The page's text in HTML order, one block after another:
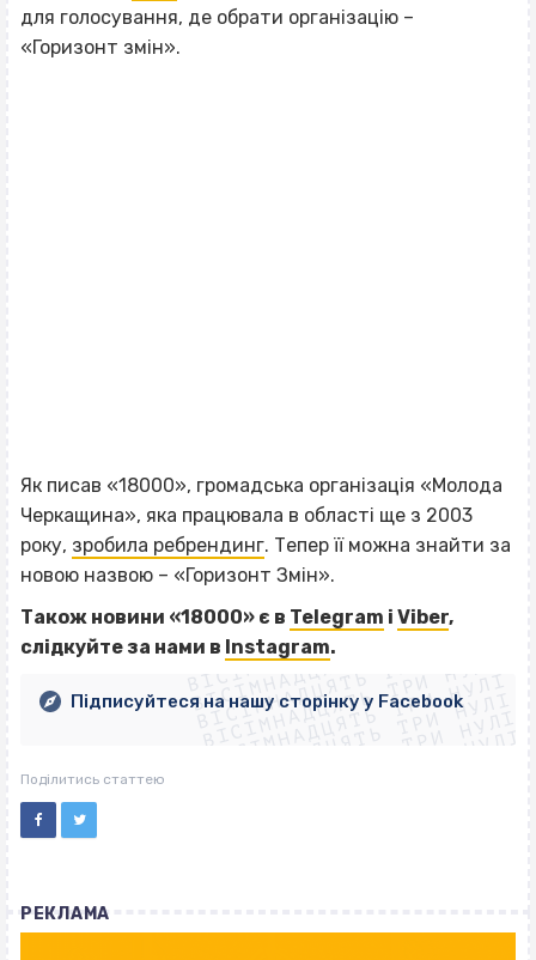
для голосування, де обрати організацію –
«Горизонт змін».
Як писав «18000», громадська організація «Молода
Черкащина», яка працювала в області ще з 2003
року, зробила ребрендинг. Тепер її можна знайти за
новою назвою – «Горизонт Змін».
Також новини «18000» є в Telegram і Viber,
слідкуйте за нами в Instagram.
ВІСІМНАДЦЯТЬ ТРИ НУЛІ
ВІСІМНАДЦЯТЬ ТРИ НУЛІ
ВІСІМНАДЦЯТЬ ТРИ НУЛІ
ВІСІМНАДЦЯТЬ ТРИ НУЛІ
ВІСІМНАДЦЯТЬ ТРИ НУЛІ
ВІСІМНАДЦЯТЬ ТРИ НУЛІ
ВІСІМНАДЦЯТЬ ТРИ НУЛІ
ВІСІМНАДЦЯТЬ ТРИ НУЛІ
Підписуйтеся на нашу сторінку у Facebook
Поділитись статтею
РЕКЛАМА